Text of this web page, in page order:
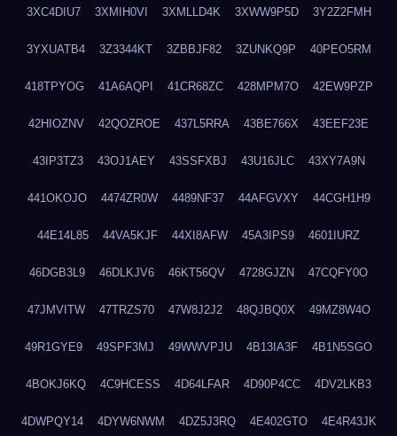
3XC4DIU7 3XMIH0VI 3XMLLD4K 3XWW9P5D 3Y2Z2FMH
3YXUATB4 3Z3344KT 3ZBBJF82 3ZUNKQ9P 40PEO5RM
418TPYOG 41A6AQPI 41CR68ZC 428MPM7O 42EW9PZP
42HIOZNV 42QOZROE 437L5RRA 43BE766X 43EEF23E
43IP3TZ3 43OJ1AEY 43SSFXBJ 43U16JLC 43XY7A9N
441OKOJO 4474ZR0W 4489NF37 44AFGVXY 44CGH1H9
44E14L85 44VA5KJF 44XI8AFW 45A3IPS9 4601IURZ
46DGB3L9 46DLKJV6 46KT56QV 4728GJZN 47CQFY0O
47JMVITW 47TRZS70 47W8J2J2 48QJBQ0X 49MZ8W4O
49R1GYE9 49SPF3MJ 49WWVPJU 4B13IA3F 4B1N5SGO
4BOKJ6KQ 4C9HCESS 4D64LFAR 4D90P4CC 4DV2LKB3
4DWPQY14 4DYW6NWM 4DZ5J3RQ 4E402GTO 4E4R43JK